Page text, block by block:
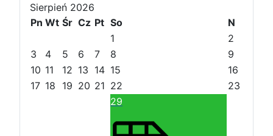
z
e
n
i
r
z
e
i
m
ę
p
y
r
o
ę
p
y
m
Sierpień 2026
Pn Wt Śr Cz Pt So
N
1
2
3
4 5 6 7 8
9
10 11 12 13 14 15
16
17 18 19 20 21 22
23
29